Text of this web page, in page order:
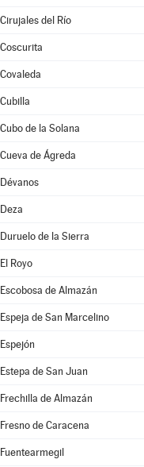
Cirujales del Río
Coscurita
Covaleda
Cubilla
Cubo de la Solana
Cueva de Ágreda
Dévanos
Deza
Duruelo de la Sierra
El Royo
Escobosa de Almazán
Espeja de San Marcelino
Espejón
Estepa de San Juan
Frechilla de Almazán
Fresno de Caracena
Fuentearmegil